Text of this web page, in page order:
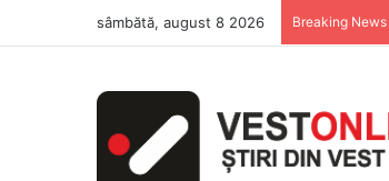
sâmbătă, august 8 2026 Breaking News